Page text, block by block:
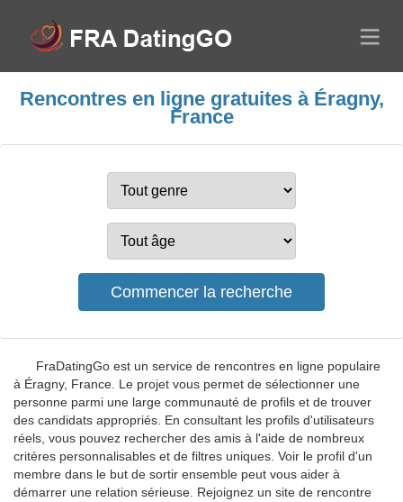
Rencontres en ligne gratuites à Éragny,
France
FraDatingGo est un service de rencontres en ligne populaire
à Éragny, France. Le projet vous permet de sélectionner une
personne parmi une large communauté de profils et de trouver
des candidats appropriés. En consultant les profils d'utilisateurs
réels, vous pouvez rechercher des amis à l'aide de nombreux
critères personnalisables et de filtres uniques. Voir le profil d'un
membre dans le but de sortir ensemble peut vous aider à
démarrer une relation sérieuse. Rejoignez un site de rencontre